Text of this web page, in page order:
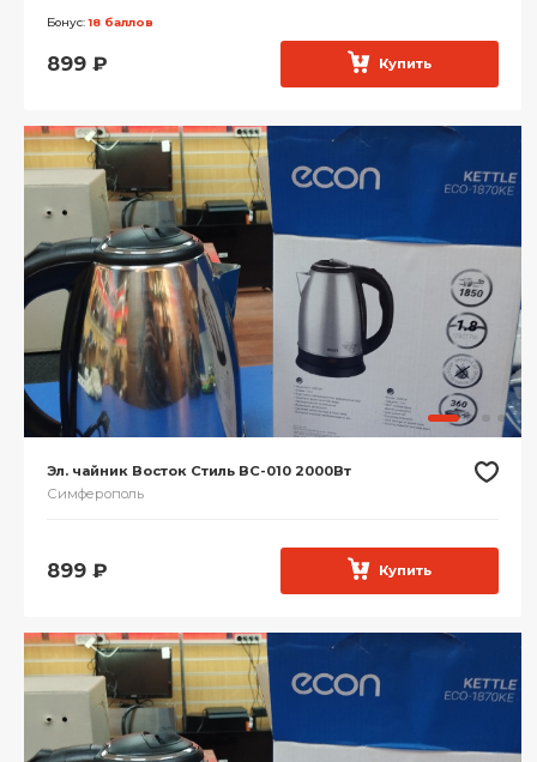
Бонус:18 баллов
899 ₽ Купить
Эл. чайник Восток Стиль ВС-010 2000Вт
Симферополь
899 ₽ Купить